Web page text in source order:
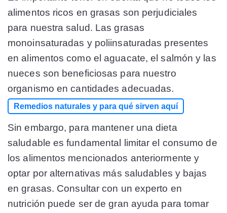
alimentos ricos en grasas son perjudiciales
para nuestra salud. Las grasas
monoinsaturadas y poliinsaturadas presentes
en alimentos como el aguacate, el salmón y las
nueces son beneficiosas para nuestro
organismo en cantidades adecuadas.
Remedios naturales y para qué sirven aquí
Sin embargo, para mantener una dieta
saludable es fundamental limitar el consumo de
los alimentos mencionados anteriormente y
optar por alternativas más saludables y bajas
en grasas. Consultar con un experto en
nutrición puede ser de gran ayuda para tomar